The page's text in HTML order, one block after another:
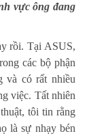
vực ông đang
rồi. Tại ASUS,
các bộ phận
và có rất nhiều
việc. Tất nhiên
tôi tin rằng
là sự nhạy bén